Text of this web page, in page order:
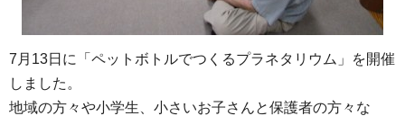
7月13日に「ペットボトルでつくるプラネタリウム」を開催
しました。
地域の方々や小学生、小さいお子さんと保護者の方々な